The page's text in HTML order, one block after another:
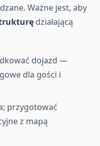
Ważne jest, aby
działającą
dojazd —
dla gości i
przygotować
z mapą